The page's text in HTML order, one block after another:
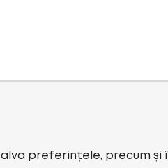
preferințele, precum și